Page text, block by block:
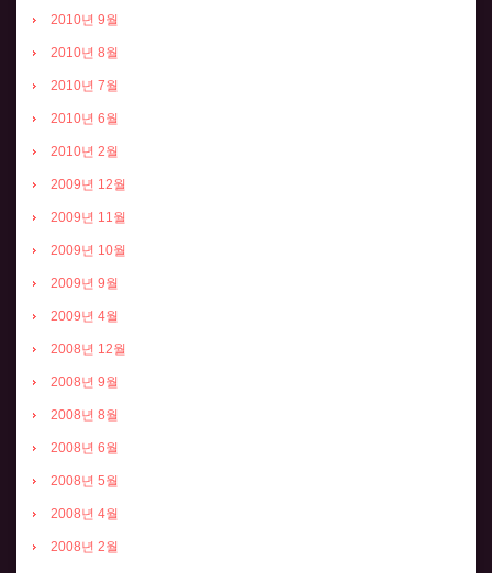
2010년 9월
2010년 8월
2010년 7월
2010년 6월
2010년 2월
2009년 12월
2009년 11월
2009년 10월
2009년 9월
2009년 4월
2008년 12월
2008년 9월
2008년 8월
2008년 6월
2008년 5월
2008년 4월
2008년 2월